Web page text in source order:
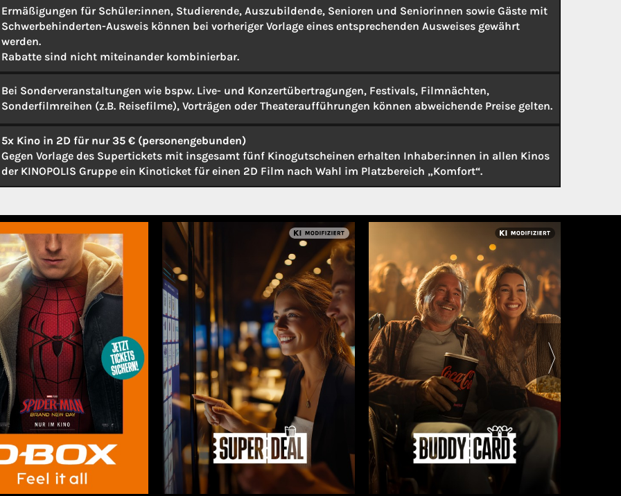
Ermäßigungen für Schüler:innen, Studierende, Auszubildende, Senioren und Seniorinnen sowie Gäste mit
Schwerbehinderten-Ausweis können bei vorheriger Vorlage eines entsprechenden Ausweises gewährt
werden.
Rabatte sind nicht miteinander kombinierbar.
Bei Sonderveranstaltungen wie bspw. Live- und Konzertübertragungen, Festivals, Filmnächten,
Sonderfilmreihen (z.B. Reisefilme), Vorträgen oder Theateraufführungen können abweichende Preise gelten.
5x Kino in 2D für nur 35 € (personengebunden)
Gegen Vorlage des Supertickets mit insgesamt fünf Kinogutscheinen erhalten Inhaber:innen in allen Kinos
der KINOPOLIS Gruppe ein Kinoticket für einen 2D Film nach Wahl im Platzbereich „Komfort“.